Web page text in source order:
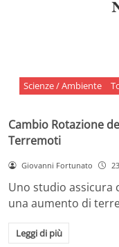
Scienze / Ambiente
Cambio Rotazione
Terremoti
Giovanni Fortunato
Uno studio assicura
una aumento di
Leggi di più